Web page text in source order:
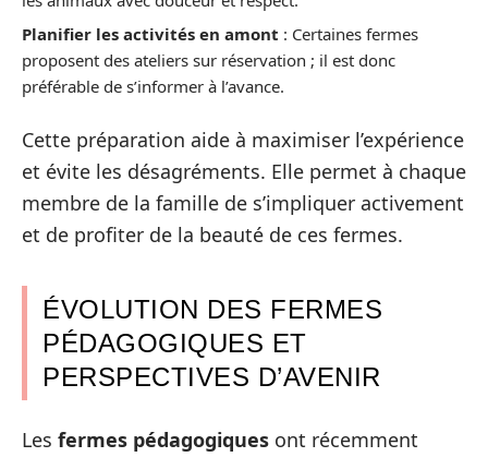
Planifier les activités en amont : Certaines fermes
proposent des ateliers sur réservation ; il est donc
préférable de s’informer à l’avance.
Cette préparation aide à maximiser l’expérience
et évite les désagréments. Elle permet à chaque
membre de la famille de s’impliquer activement
et de profiter de la beauté de ces fermes.
ÉVOLUTION DES FERMES
PÉDAGOGIQUES ET
PERSPECTIVES D’AVENIR
Les fermes pédagogiques ont récemment